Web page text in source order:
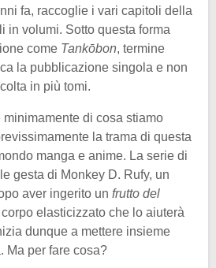
fa, raccoglie i vari capitoli della
in volumi. Sotto questa forma
come Tankōbon, termine
la pubblicazione singola e non
in più tomi.
di cosa stiamo
la trama di questa
manga e anime. La serie di
gesta di Monkey D. Rufy, un
aver ingerito un frutto del
elasticizzato che lo aiuterà
dunque a mettere insieme
Ma per fare cosa?